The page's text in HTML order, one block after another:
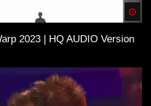
2023 | HQ AUDIO Version